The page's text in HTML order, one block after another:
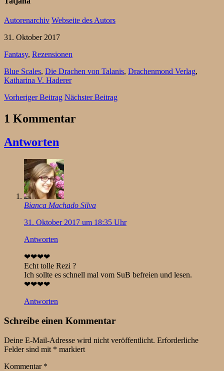
Autorenarchiv Webseite des Autors
31. Oktober 2017
Fantasy, Rezensionen
Blue Scales, Die Drachen von Talanis, Drachenmond Verlag,
Katharina V. Haderer
Vorheriger Beitrag Nächster Beitrag
1 Kommentar
Antworten
Bianca Machado Silva
31. Oktober 2017 um 18:35 Uhr
Antworten
❤❤❤❤
Echt tolle Rezi ?
Ich sollte es schnell mal vom SuB befreien und lesen.
❤❤❤❤
Antworten
Schreibe einen Kommentar
Deine E-Mail-Adresse wird nicht veröffentlicht. Erforderliche
Felder sind mit * markiert
Kommentar *